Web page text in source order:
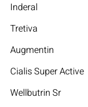
Inderal
Tretiva
Augmentin
Cialis Super Active
Wellbutrin Sr